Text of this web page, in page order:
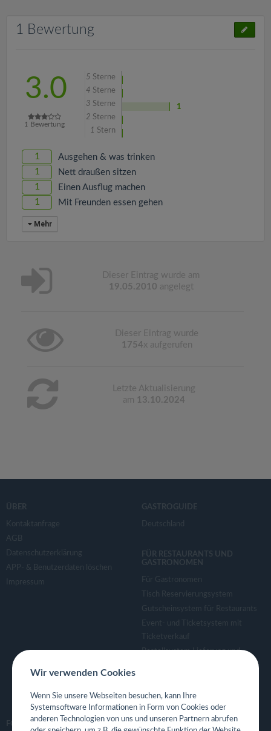
1 Bewertung
3.0
1 Bewertung
5 Sterne
4 Sterne
3 Sterne
1
2 Sterne
1 Stern
1 Ausgehen & was trinken
1 Nett draußen sitzen
1 Einen Ausflug machen
1 Mit Freunden essen gehen
Mehr
Dieser Eintrag wurde am
19.05.2010 angelegt
Dieser Eintrag wurde
1754x aufgerufen
Letzte Aktualisierung
am 13.10.2024
ÜBER
Kontaktanfrage
AGB
Datenschutzerklärung
APP- & Benutzerdaten löschen
Impressum
GASTROGUIDE
Deutschland
FÜR RESTAURANTS UND
GASTRONOMEN
Für Gastronomen
Tisch Reservierungsystem
Gutscheinsystem für Restaurants
Event- und Ticketsystem mit
Ticketverkauf
Bestellsystem Lieferung und
Eigene App für Restaurant
FOLGE UNS
Wir verwenden Cookies
Wenn Sie unsere Webseiten besuchen, kann Ihre
Systemsoftware Informationen in Form von Cookies oder
anderen Technologien von uns und unseren Partnern abrufen